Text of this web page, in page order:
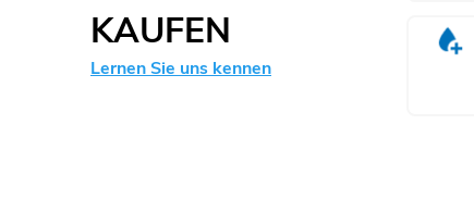
KAUFEN
Lernen Sie uns kennen